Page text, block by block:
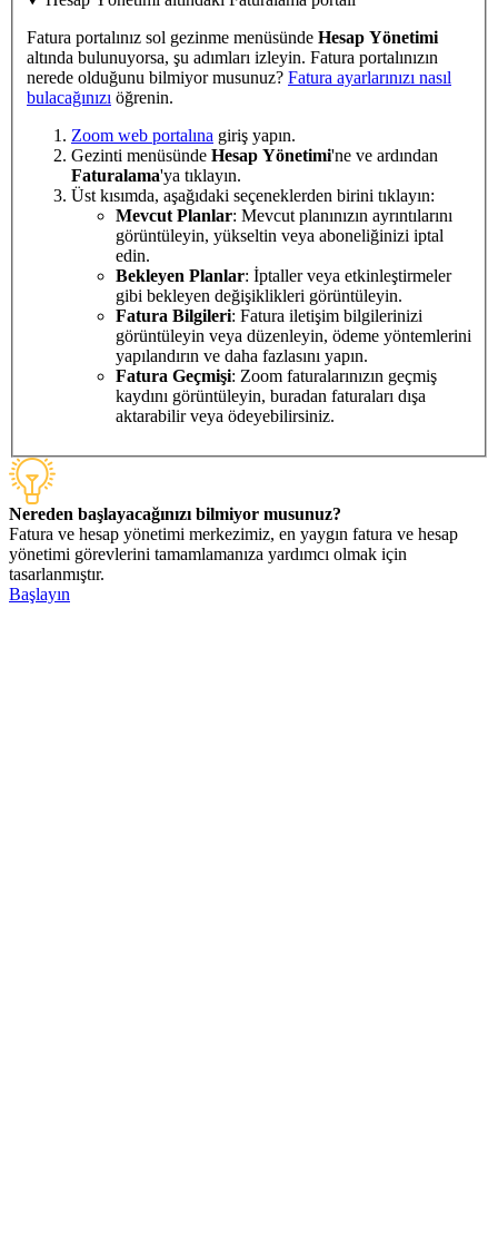
Fatura portalınız sol gezinme menüsünde Hesap Yönetimi
altında bulunuyorsa, şu adımları izleyin. Fatura portalınızın
nerede olduğunu bilmiyor musunuz? Fatura ayarlarınızı nasıl
bulacağınızı öğrenin.
Zoom web portalına giriş yapın.
Gezinti menüsünde Hesap Yönetimi'ne ve ardından
Faturalama'ya tıklayın.
Üst kısımda, aşağıdaki seçeneklerden birini tıklayın:
Mevcut Planlar: Mevcut planınızın ayrıntılarını
görüntüleyin, yükseltin veya aboneliğinizi iptal
edin.
Bekleyen Planlar: İptaller veya etkinleştirmeler
gibi bekleyen değişiklikleri görüntüleyin.
Fatura Bilgileri: Fatura iletişim bilgilerinizi
görüntüleyin veya düzenleyin, ödeme yöntemlerini
yapılandırın ve daha fazlasını yapın.
Fatura Geçmişi: Zoom faturalarınızın geçmiş
kaydını görüntüleyin, buradan faturaları dışa
aktarabilir veya ödeyebilirsiniz.
Nereden başlayacağınızı bilmiyor musunuz?
Fatura ve hesap yönetimi merkezimiz, en yaygın fatura ve hesap
yönetimi görevlerini tamamlamanıza yardımcı olmak için
tasarlanmıştır.
Başlayın